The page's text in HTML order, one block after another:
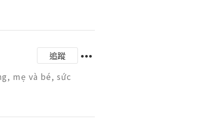
追蹤
mẹ và bé, sức